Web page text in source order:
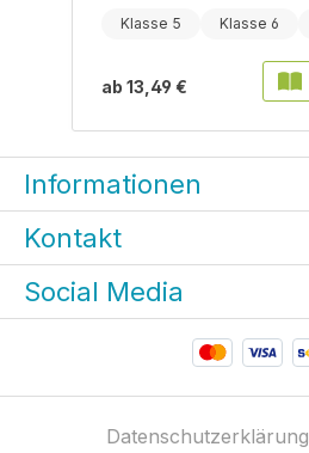
Klasse 5 Klasse 6
ab 13,49 €
Informationen
Kontakt
Social Media
Datenschutzerklärung